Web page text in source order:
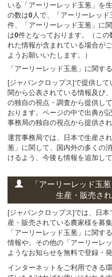
いる「アーリーレッド玉葱」を
の数は0人で、「アーリーレッ
件、「アーリーレッド玉葱」に
は0件となっております。（こ
れた情報が含まれている場合が
ようお願いいたします。）
「アーリーレッド玉葱」に関する
[ジャパンクロップス]で提供し
関から公表されている情報及び
の独自の視点・調査から提供し
おります。ページの中で出典が
事務局の独自の視点から提供さ
運営事務局では、日本で生産さ
葱」に関して、国内外の多くの
けるよう、今後も情報を追加し
「アーリーレッド玉葱
生産・販売さ
[ジャパンクロップス]では、日
産・販売されている農家様を募
「アーリーレッド玉葱」に関す
情報や、その他の「アーリーレ
ようなお知らせを無料で登録・
インターネットをご利用できる